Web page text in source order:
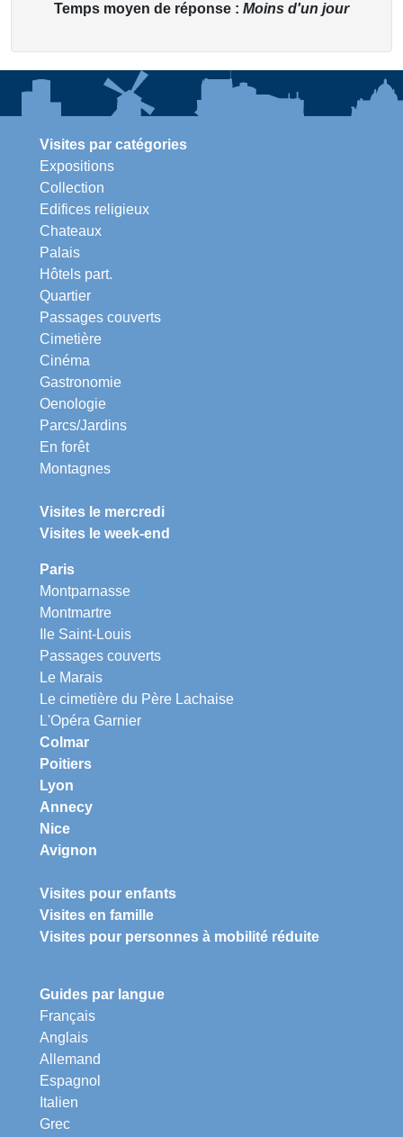
Temps moyen de réponse : Moins d'un jour
Visites par catégories
Expositions
Collection
Edifices religieux
Chateaux
Palais
Hôtels part.
Quartier
Passages couverts
Cimetière
Cinéma
Gastronomie
Oenologie
Parcs/Jardins
En forêt
Montagnes
Visites le mercredi
Visites le week-end
Paris
Montparnasse
Montmartre
Ile Saint-Louis
Passages couverts
Le Marais
Le cimetière du Père Lachaise
L'Opéra Garnier
Colmar
Poitiers
Lyon
Annecy
Nice
Avignon
Visites pour enfants
Visites en famille
Visites pour personnes à mobilité réduite
Guides par langue
Français
Anglais
Allemand
Espagnol
Italien
Grec